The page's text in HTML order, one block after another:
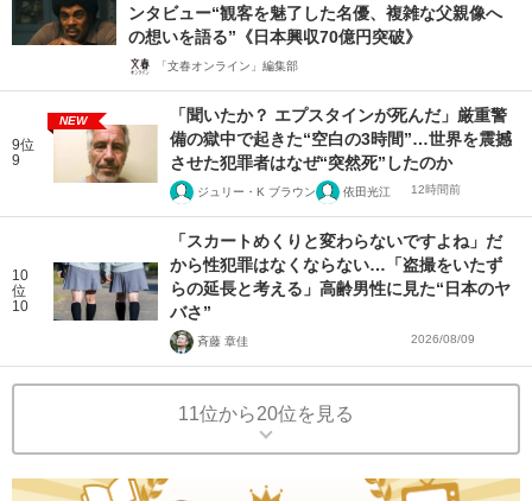
ンタビュー“観客を魅了した名優、複雑な父親像へ
の想いを語る”《日本興収70億円突破》
「文春オンライン」編集部
9位
9
NEW
「聞いたか？ エプスタインが死んだ」厳重警
備の獄中で起きた“空白の3時間”…世界を震撼
させた犯罪者はなぜ“突然死”したのか
ジュリー・K ブラウン 依田光江 12時間前
10
位
10
「スカートめくりと変わらないですよね」だ
から性犯罪はなくならない…「盗撮をいたず
らの延長と考える」高齢男性に見た“日本のヤ
バさ”
斉藤 章佳 2026/08/09
11位から20位を見る